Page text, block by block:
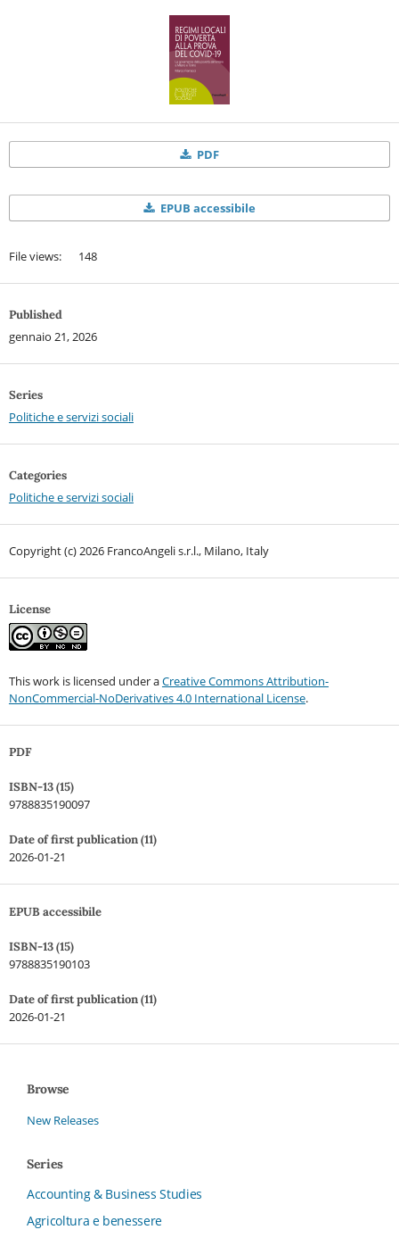
PDF
EPUB accessibile
File views: 148
Published
gennaio 21, 2026
Series
Politiche e servizi sociali
Categories
Politiche e servizi sociali
Copyright (c) 2026 FrancoAngeli s.r.l., Milano, Italy
License
This work is licensed under aCreative Commons Attribution-
NonCommercial-NoDerivatives 4.0 International License.
PDF
ISBN-13 (15)
9788835190097
Date of first publication (11)
2026-01-21
EPUB accessibile
ISBN-13 (15)
9788835190103
Date of first publication (11)
2026-01-21
Browse
New Releases
Series
Accounting & Business Studies
Agricoltura e benessere